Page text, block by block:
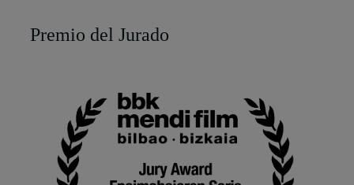
Premio del Jurado